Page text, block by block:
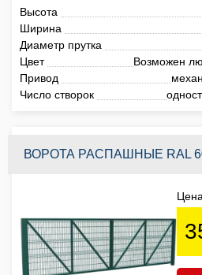
Высота
Ширина
Диаметр прутка
Цвет
Возможен
Привод
Число створок
ВОРОТА РАСПАШНЫЕ RAL